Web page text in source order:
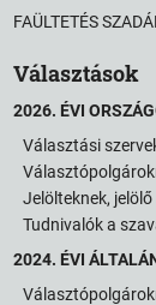
FAÜLTETÉS
Választások
2026. ÉVI
Választási
Jelölteknek,
Tudnivalók a
2024. ÉVI